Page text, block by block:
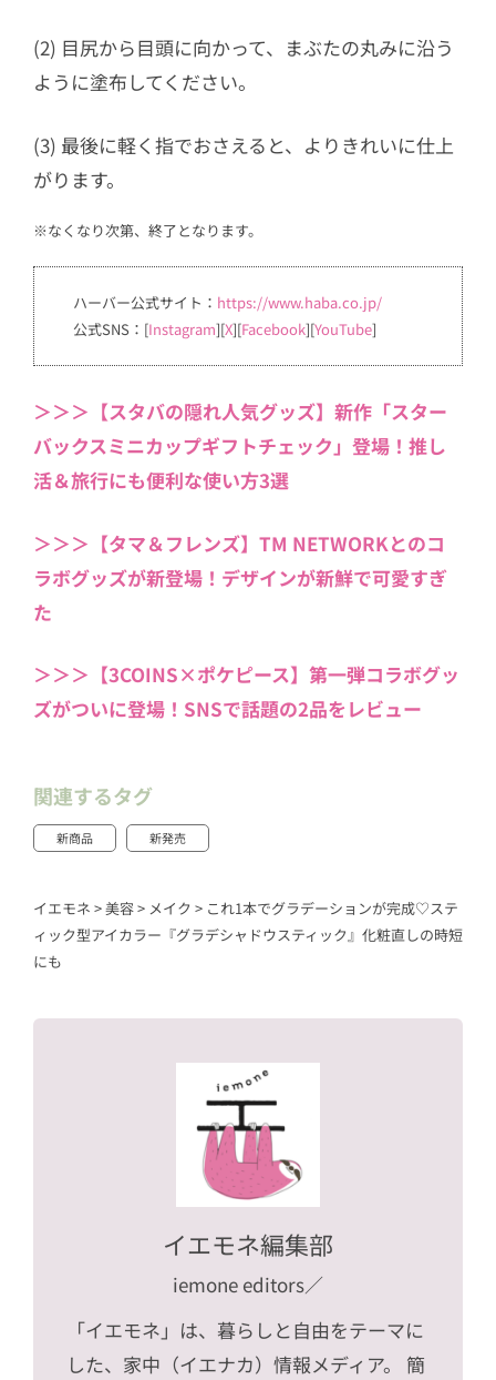
(2) 目尻から目頭に向かって、まぶたの丸みに沿う
ように塗布してください。
(3) 最後に軽く指でおさえると、よりきれいに仕上
がります。
※なくなり次第、終了となります。
ハーバー公式サイト： https://www.haba.co.jp/
公式SNS：[Instagram][X][Facebook][YouTube]
＞＞＞【スタバの隠れ人気グッズ】新作「スター
バックスミニカップギフトチェック」登場！推し
活＆旅行にも便利な使い方3選
＞＞＞【タマ＆フレンズ】TM NETWORKとのコ
ラボグッズが新登場！デザインが新鮮で可愛すぎ
た
＞＞＞【3COINS×ポケピース】第一弾コラボグッ
ズがついに登場！SNSで話題の2品をレビュー
関連するタグ
新商品 新発売
イエモネ >美容> メイク > これ1本でグラデーションが完成♡ステ
ィック型アイカラー『グラデシャドウスティック』化粧直しの時短
にも
イエモネ編集部
iemone editors／
「イエモネ」は、暮らしと自由をテーマに
した、家中（イエナカ）情報メディア。 簡